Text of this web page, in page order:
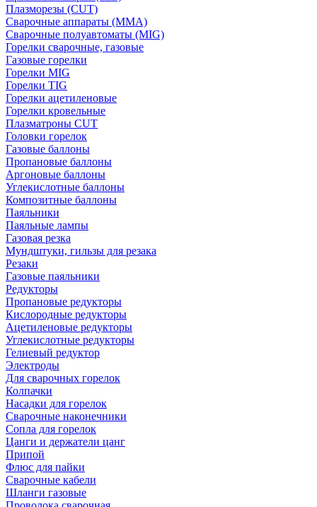
Плазморезы (CUT)
Сварочные аппараты (MMA)
Сварочные полуавтоматы (MIG)
Горелки сварочные, газовые
Газовые горелки
Горелки MIG
Горелки TIG
Горелки ацетиленовые
Горелки кровельные
Плазматроны CUT
Головки горелок
Газовые баллоны
Пропановые баллоны
Аргоновые баллоны
Углекислотные баллоны
Композитные баллоны
Паяльники
Паяльные лампы
Газовая резка
Мундштуки, гильзы для резака
Резаки
Газовые паяльники
Редукторы
Пропановые редукторы
Кислородные редукторы
Ацетиленовые редукторы
Углекислотные редукторы
Гелиевый редуктор
Электроды
Для сварочных горелок
Колпачки
Насадки для горелок
Сварочные наконечники
Сопла для горелок
Цанги и держатели цанг
Припой
Флюс для пайки
Сварочные кабели
Шланги газовые